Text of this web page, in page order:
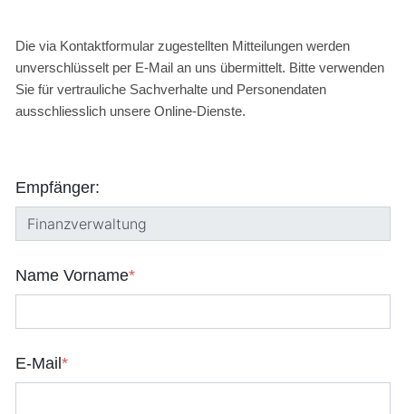
Die via Kontaktformular zugestellten Mitteilungen werden
unverschlüsselt per E-Mail an uns übermittelt. Bitte verwenden
Sie für vertrauliche Sachverhalte und Personendaten
ausschliesslich unsere Online-Dienste.
Empfänger:
Name Vorname*
E-Mail *